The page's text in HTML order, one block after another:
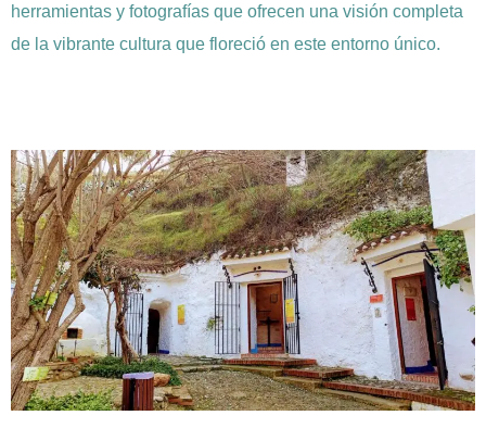
herramientas y fotografías que ofrecen una visión completa
de la vibrante cultura que floreció en este entorno único.